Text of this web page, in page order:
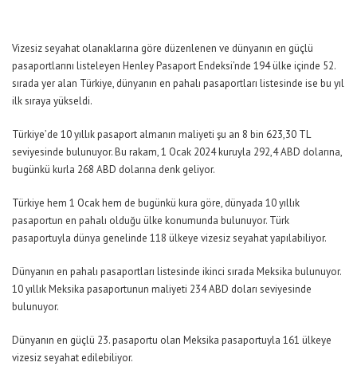
Vizesiz seyahat olanaklarına göre düzenlenen ve dünyanın en güçlü
pasaportlarını listeleyen Henley Pasaport Endeksi’nde 194 ülke içinde 52.
sırada yer alan Türkiye, dünyanın en pahalı pasaportları listesinde ise bu yıl
ilk sıraya yükseldi.
Türkiye’de 10 yıllık pasaport almanın maliyeti şu an 8 bin 623,30 TL
seviyesinde bulunuyor. Bu rakam, 1 Ocak 2024 kuruyla 292,4 ABD dolarına,
bugünkü kurla 268 ABD dolarına denk geliyor.
Türkiye hem 1 Ocak hem de bugünkü kura göre, dünyada 10 yıllık
pasaportun en pahalı olduğu ülke konumunda bulunuyor. Türk
pasaportuyla dünya genelinde 118 ülkeye vizesiz seyahat yapılabiliyor.
Dünyanın en pahalı pasaportları listesinde ikinci sırada Meksika bulunuyor.
10 yıllık Meksika pasaportunun maliyeti 234 ABD doları seviyesinde
bulunuyor.
Dünyanın en güçlü 23. pasaportu olan Meksika pasaportuyla 161 ülkeye
vizesiz seyahat edilebiliyor.